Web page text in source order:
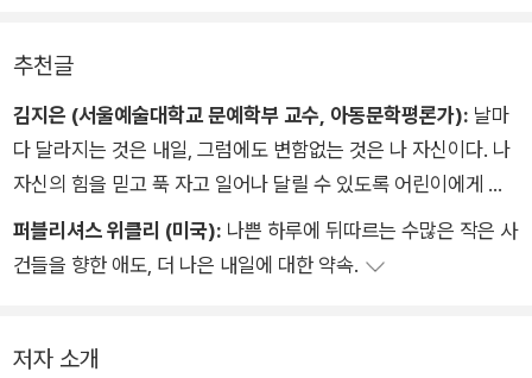
수상했다. 이 상은 미국 일간지 <보스턴 글로브>와 어린이·청소
년 문학 서평지 <혼북 매거진>이 시상하는 권위 있는 아동문학
상 가운데 하나다.
눈을 뜬 순간부터 잠들기 전까지 뜻대로 되는 일이 하나 없는 주
인공의 엉망진창 나쁜 하루가 염혜원 작가만의 따듯함과 위트 가
득한, 사랑스러운 그림으로 탄생했다. 비극의 주인공처럼 바닥에
면 입가에 저절로 웃음이 번진다.
추천글
김지은 (서울예술대학교 문예학부 교수, 아동문학평론가): 날마
다 달라지는 것은 내일, 그럼에도 변함없는 것은 나 자신이다. 나
자신의 힘을 믿고 푹 자고 일어나 달릴 수 있도록 어린이에게 용
기를 주는 책이다. 나의 하루는 내가 쓰는 시라는 걸 알려 주고,
오늘의 불운을 잊고 내일은 행운의 시를 쓸 수 있도록 격려하는
간들까지도 너그럽게 받아들이는 훨씬 큰 사람으로 자라 있을 것
퍼블리셔스 위클리 (미국): 나쁜 하루에 뒤따르는 수많은 작은 사
건들을 향한 애도, 더 나은 내일에 대한 약속.
저자 소개